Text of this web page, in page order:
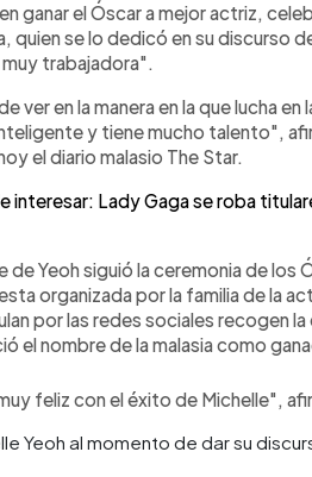
ganar el Óscar a mejor actriz,
quien se lo dedicó en su discurso
trabajadora".
ver en la manera en la que lucha
y tiene mucho talento",
el diario malasio The Star.
interesar: Lady Gaga se roba
de Yeoh siguió la ceremonia de
organizada por la familia de la
por las redes sociales recogen
el nombre de la malasia como
feliz con el éxito de Michelle",